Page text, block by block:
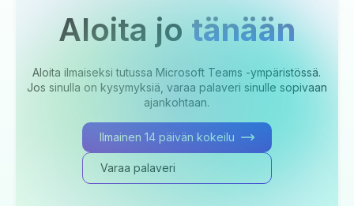
Aloita jo tänään
Aloita ilmaiseksi tutussa Microsoft Teams -ympäristössä.
Jos sinulla on kysymyksiä, varaa palaveri sinulle sopivaan
ajankohtaan.
Ilmainen 14 päivän kokeilu
Varaa palaveri